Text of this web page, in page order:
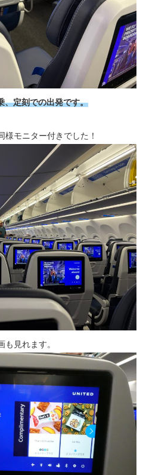
、定刻での出発です。
モニター付きでした！
見れます。